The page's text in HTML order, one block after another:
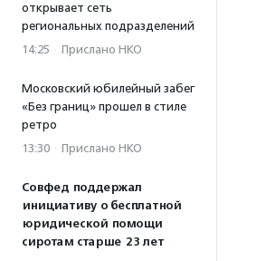
открывает сеть
региональных подразделений
14:25 · Прислано НКО
Московский юбилейный забег
«Без границ» прошел в стиле
ретро
13:30 · Прислано НКО
Совфед поддержал
инициативу о бесплатной
юридической помощи
сиротам старше 23 лет